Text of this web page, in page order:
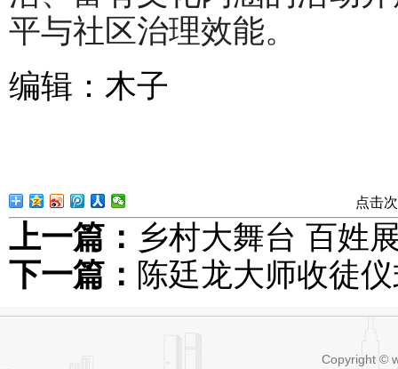
平与社区治理效能。
编辑：木子
点击
上一篇： 乡村大舞台 百姓
下一篇： 陈廷龙大师收徒
Copyright ©